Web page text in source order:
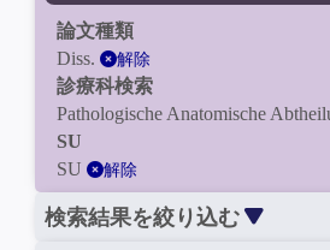
論文種類
Diss.
解除
診療科検索
Pathologische Anatomische
SU
SU
解除
検索結果を絞り込む